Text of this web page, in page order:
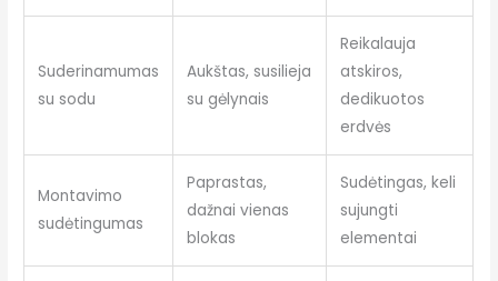
Suderinamumas
su sodu
Aukštas, susilieja
su gėlynais
Reikalauja
atskiros,
dedikuotos
erdvės
Montavimo
sudėtingumas
Paprastas,
dažnai vienas
blokas
Sudėtingas, keli
sujungti
elementai